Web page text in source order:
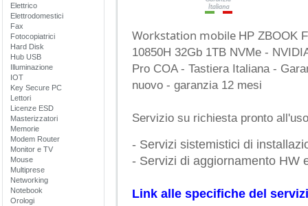
Elettrico
Elettrodomestici
Fax
Fotocopiatrici
Hard Disk
Hub USB
Illuminazione
IOT
Key Secure PC
Lettori
Licenze ESD
Masterizzatori
Memorie
Modem Router
Monitor e TV
Mouse
Multiprese
Networking
Notebook
Orologi
Workstation mobile HP ZBOOK
10850H 32Gb 1TB NVMe -
Pro COA - Tastiera Italiana -
nuovo - garanzia 12 mesi
Servizio su richiesta pronto
- Servizi sistemistici di
- Servizi di aggiornamento HW
Link alle specifiche del